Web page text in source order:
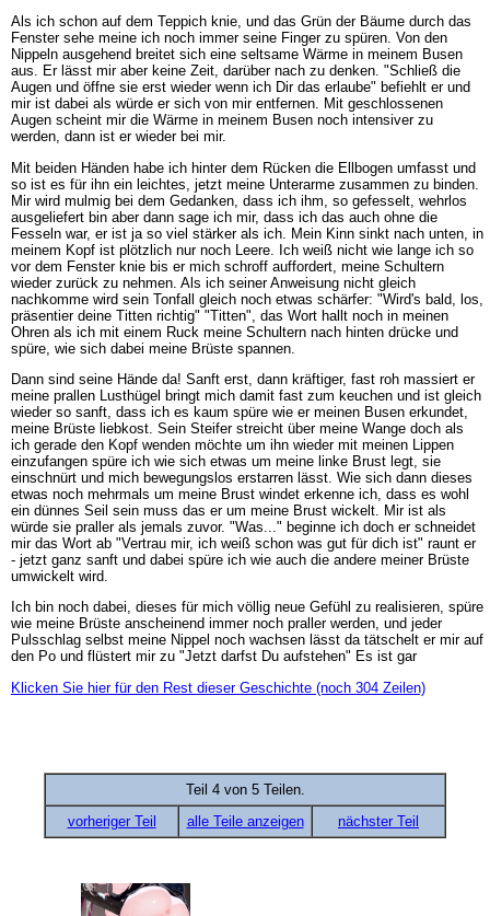
Als ich schon auf dem Teppich knie, und das Grün der Bäume durch das
Fenster sehe meine ich noch immer seine Finger zu spüren. Von den
Nippeln ausgehend breitet sich eine seltsame Wärme in meinem Busen
aus. Er lässt mir aber keine Zeit, darüber nach zu denken. "Schließ die
Augen und öffne sie erst wieder wenn ich Dir das erlaube" befiehlt er und
mir ist dabei als würde er sich von mir entfernen. Mit geschlossenen
Augen scheint mir die Wärme in meinem Busen noch intensiver zu
werden, dann ist er wieder bei mir.
Mit beiden Händen habe ich hinter dem Rücken die Ellbogen umfasst und
so ist es für ihn ein leichtes, jetzt meine Unterarme zusammen zu binden.
Mir wird mulmig bei dem Gedanken, dass ich ihm, so gefesselt, wehrlos
ausgeliefert bin aber dann sage ich mir, dass ich das auch ohne die
Fesseln war, er ist ja so viel stärker als ich. Mein Kinn sinkt nach unten, in
meinem Kopf ist plötzlich nur noch Leere. Ich weiß nicht wie lange ich so
vor dem Fenster knie bis er mich schroff auffordert, meine Schultern
wieder zurück zu nehmen. Als ich seiner Anweisung nicht gleich
nachkomme wird sein Tonfall gleich noch etwas schärfer: "Wird's bald, los,
präsentier deine Titten richtig" "Titten", das Wort hallt noch in meinen
Ohren als ich mit einem Ruck meine Schultern nach hinten drücke und
spüre, wie sich dabei meine Brüste spannen.
Dann sind seine Hände da! Sanft erst, dann kräftiger, fast roh massiert er
meine prallen Lusthügel bringt mich damit fast zum keuchen und ist gleich
wieder so sanft, dass ich es kaum spüre wie er meinen Busen erkundet,
meine Brüste liebkost. Sein Steifer streicht über meine Wange doch als
ich gerade den Kopf wenden möchte um ihn wieder mit meinen Lippen
einzufangen spüre ich wie sich etwas um meine linke Brust legt, sie
einschnürt und mich bewegungslos erstarren lässt. Wie sich dann dieses
etwas noch mehrmals um meine Brust windet erkenne ich, dass es wohl
ein dünnes Seil sein muss das er um meine Brust wickelt. Mir ist als
würde sie praller als jemals zuvor. "Was..." beginne ich doch er schneidet
mir das Wort ab "Vertrau mir, ich weiß schon was gut für dich ist" raunt er
- jetzt ganz sanft und dabei spüre ich wie auch die andere meiner Brüste
umwickelt wird.
Ich bin noch dabei, dieses für mich völlig neue Gefühl zu realisieren, spüre
wie meine Brüste anscheinend immer noch praller werden, und jeder
Pulsschlag selbst meine Nippel noch wachsen lässt da tätschelt er mir auf
den Po und flüstert mir zu "Jetzt darfst Du aufstehen" Es ist gar
Klicken Sie hier für den Rest dieser Geschichte (noch 304 Zeilen)
Teil 4 von 5 Teilen.
vorheriger Teil
alle Teile anzeigen nächster Teil